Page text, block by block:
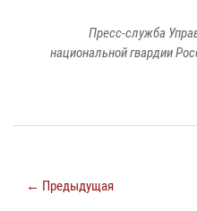
Пресс-служба
национальной гвардии
← Предыдущая